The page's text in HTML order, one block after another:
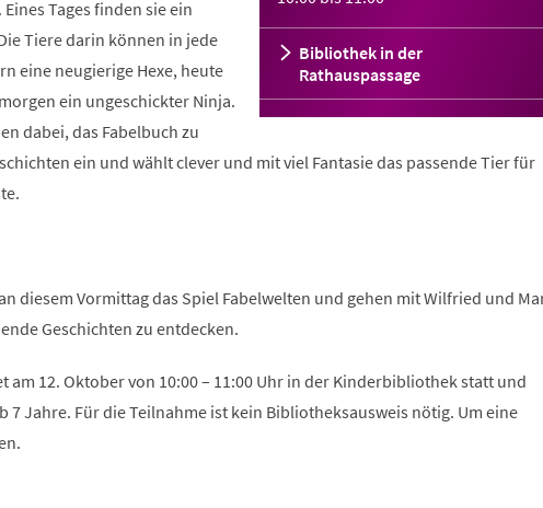
Bibliothek in der
Rathauspassage
Tages finden sie ein
Tiere darin können in jede
eine neugierige Hexe, heute
ein ungeschickter Ninja.
dabei, das Fabelbuch zu
ein und wählt clever und mit viel Fantasie das passende Tier für
diesem Vormittag das Spiel Fabelwelten und gehen mit Wilfried und
Geschichten zu entdecken.
am 12. Oktober von 10:00 – 11:00 Uhr in der Kinderbibliothek statt und
7 Jahre. Für die Teilnahme ist kein Bibliotheksausweis nötig. Um eine